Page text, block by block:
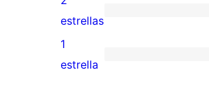
estrellas
de
3
estrellas
0
valoraciones
de
estrellas
0
1
estrella